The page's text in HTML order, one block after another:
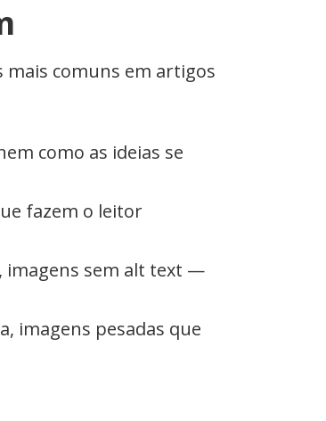
mais comuns em artigos
como as ideias se
fazem o leitor
imagens sem alt text —
imagens pesadas que